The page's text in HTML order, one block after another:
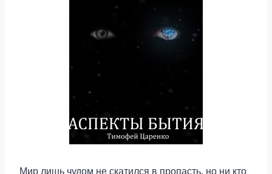
Мир лишь чудом не скатился в пропасть, но ни кто